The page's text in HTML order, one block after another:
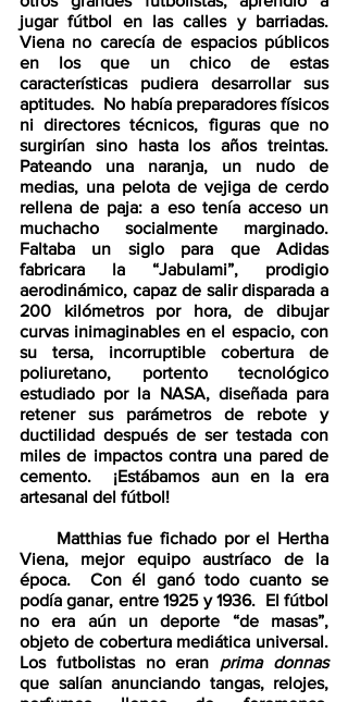
jugar fútbol en las calles y barriadas.
Viena no carecía de espacios públicos
en los que un chico de estas
características pudiera desarrollar sus
aptitudes.  No había preparadores físicos
ni directores técnicos, figuras que no
surgirían sino hasta los años treintas.
Pateando una naranja, un nudo de
medias, una pelota de vejiga de cerdo
rellena de paja: a eso tenía acceso un
muchacho socialmente marginado.
Faltaba un siglo para que Adidas
fabricara la “Jabulami”, prodigio
aerodinámico, capaz de salir disparada a
200 kilómetros por hora, de dibujar
curvas inimaginables en el espacio, con
su tersa, incorruptible cobertura de
poliuretano, portento tecnológico
estudiado por la NASA, diseñada para
retener sus parámetros de rebote y
ductilidad después de ser testada con
miles de impactos contra una pared de
cemento.  ¡Estábamos aun en la era
artesanal del fútbol!
Viena, mejor equipo austríaco de la
época.  Con él ganó todo cuanto se
podía ganar, entre 1925 y 1936.  El fútbol
no era aún un deporte “de masas”,
objeto de cobertura mediática universal.
Los futbolistas no eran prima donnas
que salían anunciando tangas, relojes,